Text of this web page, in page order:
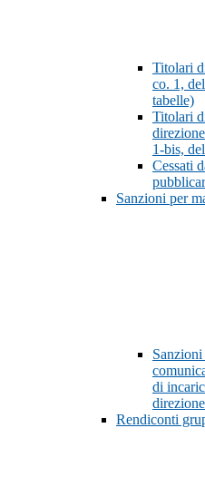
Titolari
co. 1,
tabelle)
Titolari
1-bis,
Cessati
Sanzioni per
di
Rendiconti